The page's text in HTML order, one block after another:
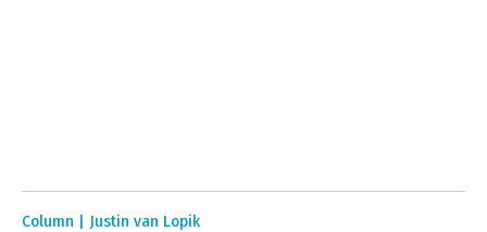
Column | Justin van Lopik